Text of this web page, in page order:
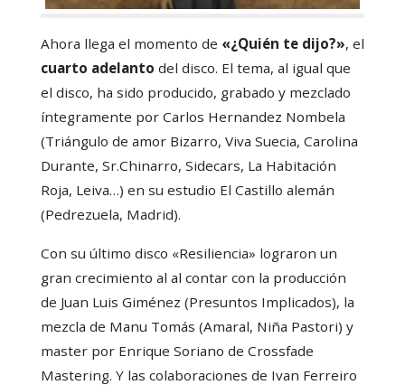
Ahora llega el momento de «¿Quién te dijo?», el
cuarto adelanto del disco. El tema, al igual que
el disco, ha sido producido, grabado y mezclado
íntegramente por Carlos Hernandez Nombela
(Triángulo de amor Bizarro, Viva Suecia, Carolina
Durante, Sr.Chinarro, Sidecars, La Habitación
Roja, Leiva…) en su estudio El Castillo alemán
(Pedrezuela, Madrid).
Con su último disco «Resiliencia» lograron un
gran crecimiento al al contar con la producción
de Juan Luis Giménez (Presuntos Implicados), la
mezcla de Manu Tomás (Amaral, Niña Pastori) y
master por Enrique Soriano de Crossfade
Mastering. Y las colaboraciones de Ivan Ferreiro